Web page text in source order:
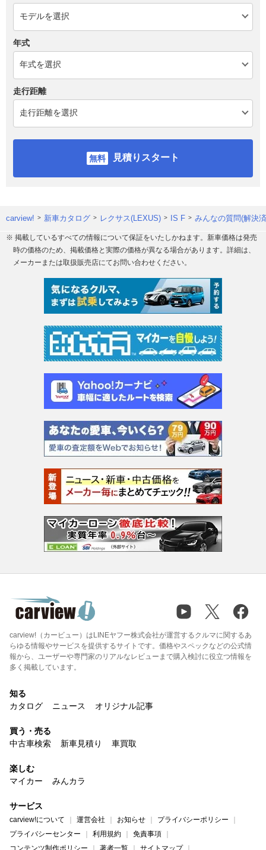
年式
走行距離
見積りスタート
carview! 新車カタログ レクサス(LEXUS) IS F みんなの質問(解決
※ 掲載しているすべての情報について保証をいたしかねます。新車価格は発売
時の価格のため、掲載価格と実際の価格が異なる場合があります。詳細は、
メーカーまたは取扱販売店にてお問い合わせください。
carview!（カービュー）はLINEヤフー株式会社が運営するクルマに関するあ
らゆる情報やサービスを提供するサイトです。価格やスペックなどの公式情
報から、ユーザーや専門家のリアルなレビューまで購入検討に役立つ情報を
多く掲載しています。
知る
カタログ
ニュース オリジナル記事
買う・売る
中古車検索
新車見積り 車買取
楽しむ
マイカー
みんカラ
サービス
carview!について 運営会社 お知らせ
プライバシーポリシー
プライバシーセンター
利用規約
免責事項
コンテンツ制作ポリシー
著者一覧 サイトマップ